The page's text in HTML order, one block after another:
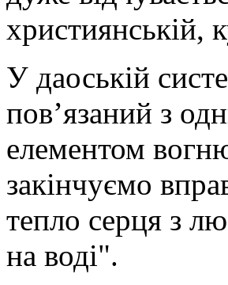
християнській,
У даоській
пов’язаний з
елементом
закінчуємо
тепло серця з
на воді".